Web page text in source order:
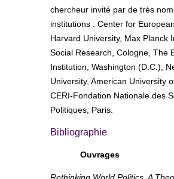
chercheur invité par de très
institutions : Center for
Harvard University, Max Planck
Social Research, Cologne, The
Institution, Washington (D.C.),
University, American University
CERI-Fondation Nationale des
Politiques, Paris.
Bibliographie
Ouvrages
Rethinking World Politics, A